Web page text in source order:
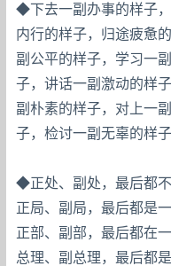
◆下去一副办事的样子
内行的样子，归途疲惫
副公平的样子，学习一
子，讲话一副激动的样
副朴素的样子，对上一
子，检讨一副无辜的样子
◆正处、副处，最后都
正局、副局，最后都是
正部、副部，最后都在
总理、副总理，最后都